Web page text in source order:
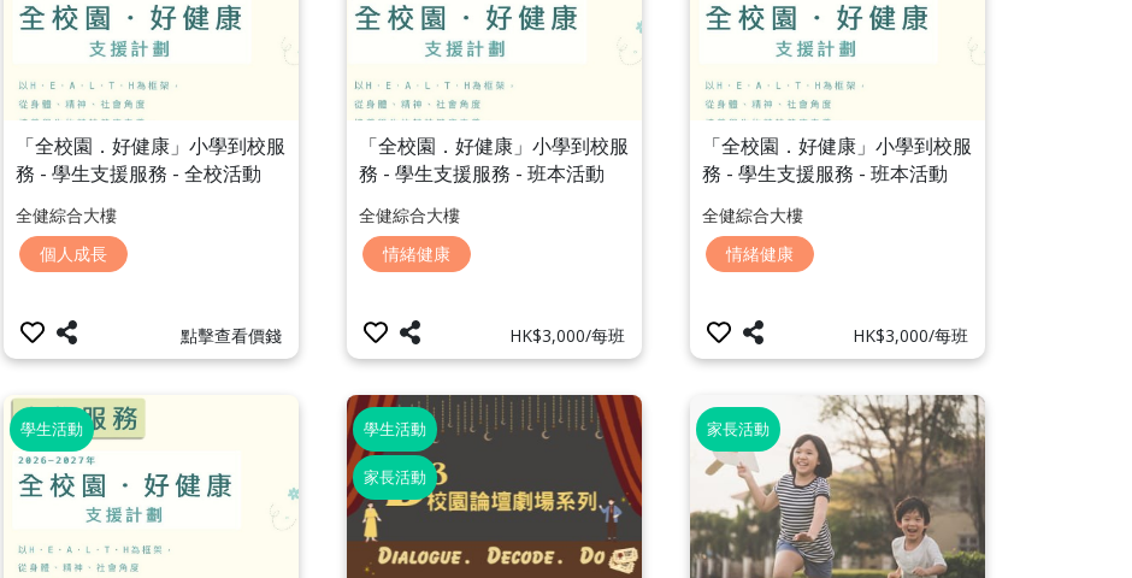
「全校園．好健康」小學到校服
務 - 學生支援服務 - 全校活動
「全健大挑戰」體驗攤位
全健綜合大樓
個人成長
點擊查看價錢
「全校園．好健康」小學到校服
務 - 學生支援服務 - 班本活動
「情緒影館工作坊」
全健綜合大樓
情緒健康
HK$3,000/每班
「全校園．好健康」小學到校服
務 - 學生支援服務 - 班本活動
「覺察身心連結工作坊」
全健綜合大樓
情緒健康
HK$3,000/每班
學生活動 學生活動
家長活動
家長活動